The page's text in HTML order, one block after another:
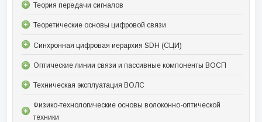
Теория передачи сигналов
Теоретические основы цифровой связи
Синхронная цифровая иерархия SDH (СЦИ)
Оптические линии связи и пассивные компоненты ВОСП
Техническая эксплуатация ВОЛС
Физико-технологические основы волоконно-оптической
техники